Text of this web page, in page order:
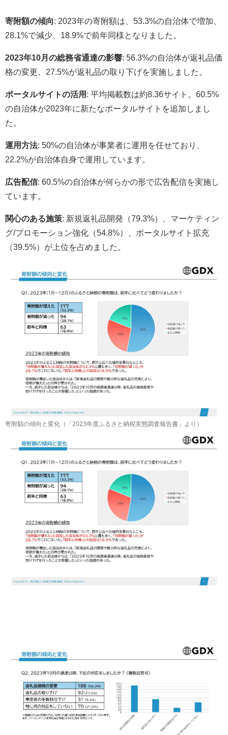
寄附額の傾向: 2023年の寄附額は、53.3%の自治体で増加、
28.1%で減少、18.9%で前年同様となりました。
2023年10月の総務省通達の影響: 56.3%の自治体が返礼品価
格の変更、27.5%が返礼品の取り下げを実施しました。
ポータルサイトの活用 : 平均掲載数は約8.36サイト。60.5%
の自治体が2023年に新たなポータルサイトを追加しまし
た。
運用方法: 50%の自治体が事業者に運用を任せており、
22.2%が自治体自身で運用しています。
広告配信: 60.5%の自治体が何らかの形で広告配信を実施し
ています。
関心のある施策: 新規返礼品開発（79.3%）、マーケティン
グ/プロモーション強化（54.8%）、ポータルサイト拡充
（39.5%）が上位を占めました。
寄附額の傾向と変化（「2023年度ふるさと納税実態調査報告書」より）